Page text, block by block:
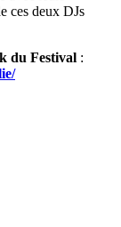
ces deux DJs
du Festival :